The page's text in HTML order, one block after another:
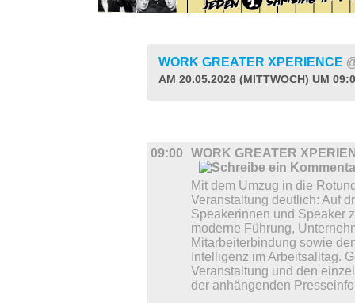
WORK GREATER XPERIENCE
AM 20.05.2026 (MITTWOCH) UM
09:00 WORK GREATER
Mit dem Umzug in die
Veranstaltung deutlich: Auf
Speakerinnen und Speaker
moderne Führung,
Mitarbeiterbindung sowie
Intelligenz im Arbeitsalltag.
Veranstaltung und den
der anhängenden